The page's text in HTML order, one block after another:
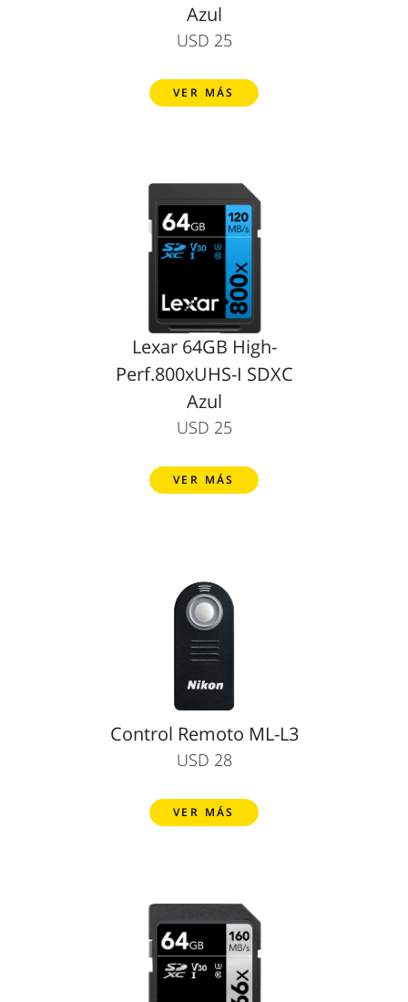
Azul
USD 25
VER MÁS
Lexar 64GB High-
Perf.800xUHS-I SDXC
Azul
USD 25
VER MÁS
Control Remoto ML-L3
USD 28
VER MÁS